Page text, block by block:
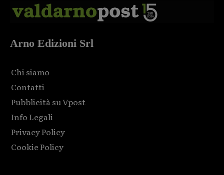
Arno Edizioni Srl
Chi siamo
Contatti
Pubblicità su Vpost
Info Legali
Privacy Policy
Cookie Policy